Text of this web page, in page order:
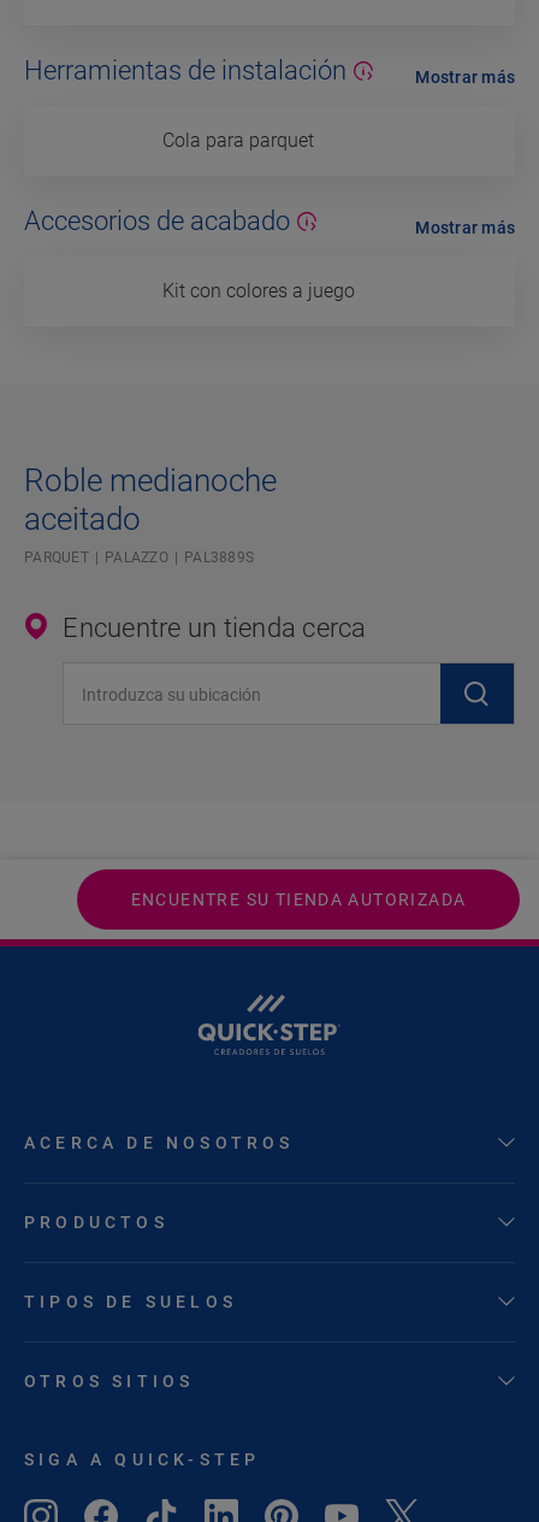
Herramientas de instalación
Cola para parquet
Mostrar más
Accesorios de acabado
Kit con colores a juego
Mostrar más
Roble medianoche
aceitado
PARQUET PALAZZO PAL3889S
Encuentre un tienda cerca
ENCUENTRE SU TIENDA AUTORIZADA
ACERCA DE NOSOTROS
PRODUCTOS
TIPOS DE SUELOS
OTROS SITIOS
SIGA A QUICK-STEP